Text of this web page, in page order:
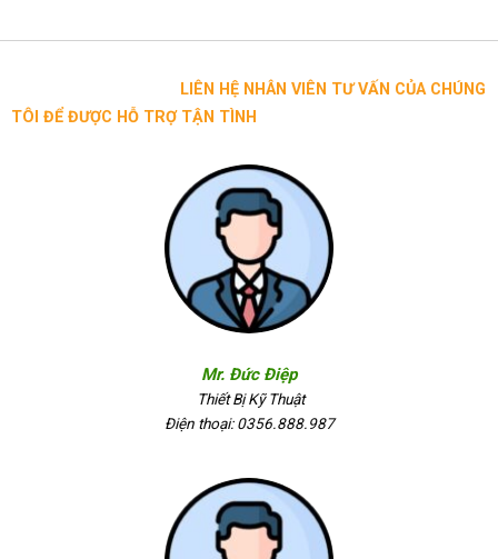
LIÊN HỆ NHÂN VIÊN TƯ VẤN CỦA CHÚNG
TÔI ĐỂ ĐƯỢC HỖ TRỢ TẬN TÌNH
Mr. Đức Điệp
Thiết Bị Kỹ Thuật
Điện thoại: 0356.888.987